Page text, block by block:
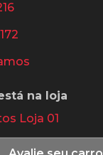
na loja
Loja 01